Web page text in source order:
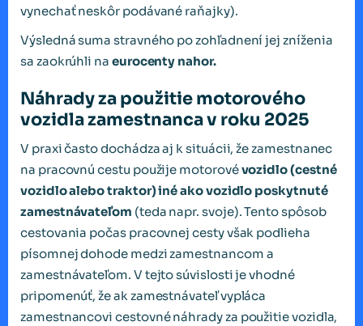
vynechať neskôr podávané raňajky).
Výsledná suma stravného po zohľadnení jej zníženia
sa zaokrúhli na eurocenty nahor.
Náhrady za použitie motorového
vozidla zamestnanca v roku 2025
V praxi často dochádza aj k situácii, že zamestnanec
na pracovnú cestu použije motorovévozidlo (cestné
vozidlo alebo traktor) iné ako vozidlo poskytnuté
zamestnávateľom (teda napr. svoje). Tento spôsob
cestovania počas pracovnej cesty však podlieha
písomnej dohode medzi zamestnancom a
zamestnávateľom. V tejto súvislosti je vhodné
pripomenúť, že ak zamestnávateľ vypláca
zamestnancovi cestovné náhrady za použitie vozidla,